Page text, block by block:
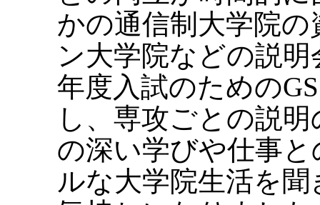
かの通信制大学院
ン大学院などの説
年度入試のための
し、専攻ごとの説
の深い学びや仕事
ルな大学院生活を